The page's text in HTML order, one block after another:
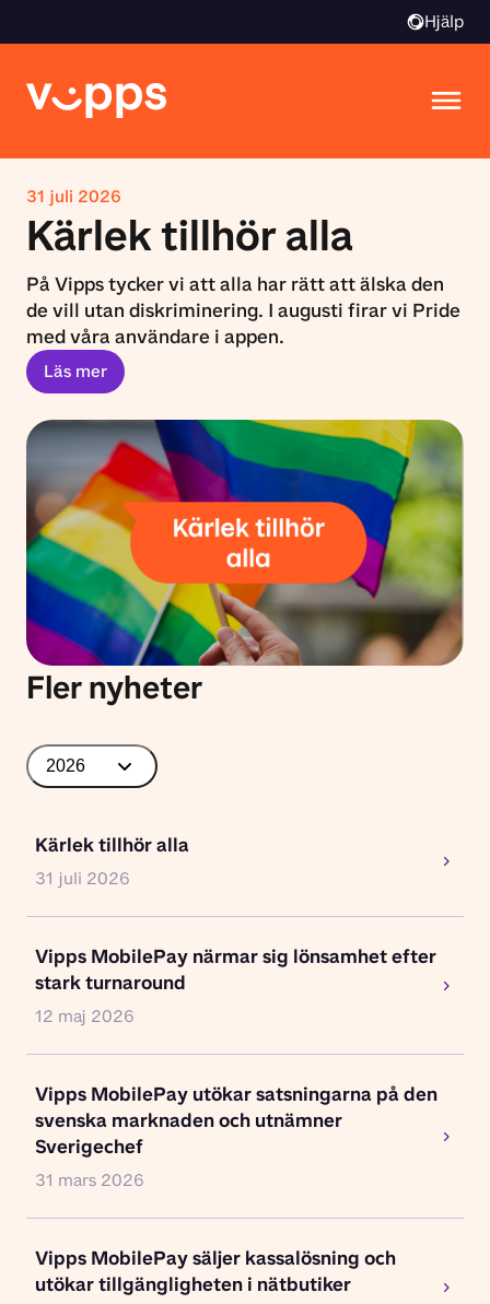
Hjälp
31 juli 2026
Kärlek tillhör alla
På Vipps tycker vi att alla har rätt att älska den
de vill utan diskriminering. I augusti firar vi Pride
med våra användare i appen.
Läs mer
Fler nyheter
2026
Kärlek tillhör alla
31 juli 2026
Vipps MobilePay närmar sig lönsamhet efter
stark turnaround
12 maj 2026
Vipps MobilePay utökar satsningarna på den
svenska marknaden och utnämner
Sverigechef
31 mars 2026
Vipps MobilePay säljer kassalösning och
utökar tillgängligheten i nätbutiker